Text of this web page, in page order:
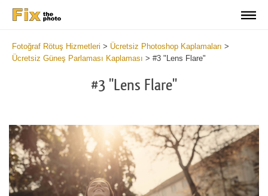
Fotoğraf Rötuş Hizmetleri > Ücretsiz Photoshop Kaplamaları >
Ücretsiz Güneş Parlaması Kaplaması > #3 "Lens Flare"
#3 "Lens Flare"